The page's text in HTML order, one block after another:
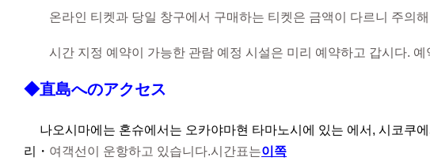
온라인 티켓과 당일 창구에서 구매하는 티켓은 금액이 다르니 주의
시간 지정 예약이 가능한 관람 예정 시설은 미리 예약하고 갑시다. 예
◆直島へのアクセス
나오시마에는 혼슈에서는 오카야마현 타마노시에 있는 에서, 시코쿠
리
・ 여객선이 운항하고 있습니다.시간표는이쪽